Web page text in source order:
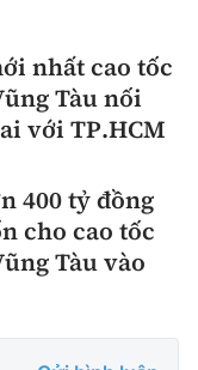
nhất cao tốc
Tàu nối
với TP.HCM
400 tỷ đồng
cho cao tốc
Tàu vào